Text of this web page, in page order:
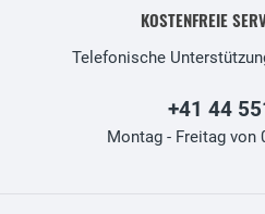
KOSTENFREIE
Telefonische
+41 44
Montag - Freitag von